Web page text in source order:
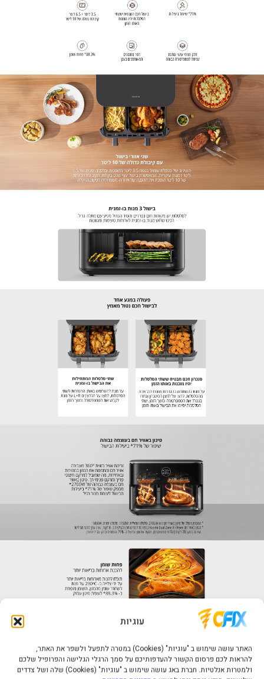
עוגיות
האתר עושה שימוש ב "עוגיות" (Cookies) במטרה לתפעל ולשפר את האתר,
להראות לכם פרסום הקשור להעדפותיכם על סמך הרגלי הגלישה והפרופיל שלכם
ולמטרות אנלטיות. חברת באג עושה שימוש ב "עוגיות" (Cookies) שלה ושל צדדים